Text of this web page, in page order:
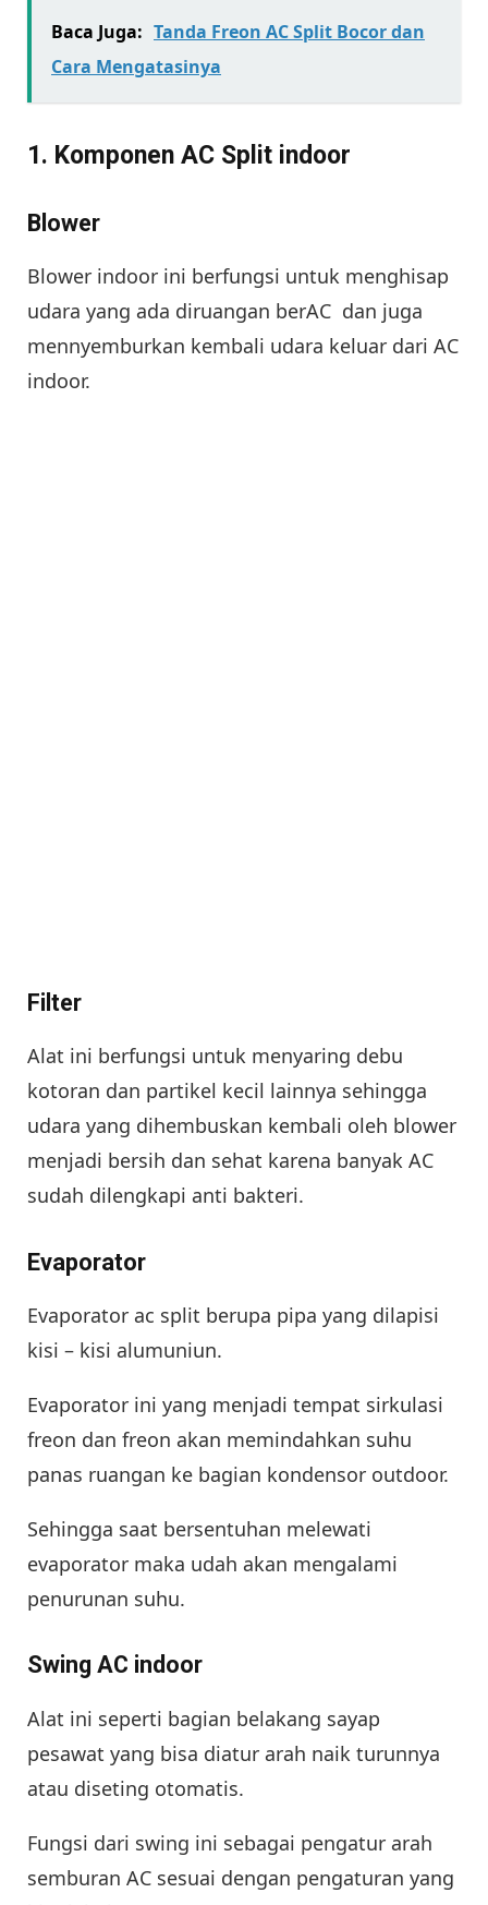
Baca Juga: Tanda Freon AC Split Bocor dan
Cara Mengatasinya
1. Komponen AC Split indoor
Blower
Blower indoor ini berfungsi untuk menghisap
udara yang ada diruangan berAC dan juga
mennyemburkan kembali udara keluar dari AC
indoor.
Filter
Alat ini berfungsi untuk menyaring debu
kotoran dan partikel kecil lainnya sehingga
udara yang dihembuskan kembali oleh blower
menjadi bersih dan sehat karena banyak AC
sudah dilengkapi anti bakteri.
Evaporator
Evaporator ac split berupa pipa yang dilapisi
kisi – kisi alumuniun.
Evaporator ini yang menjadi tempat sirkulasi
freon dan freon akan memindahkan suhu
panas ruangan ke bagian kondensor outdoor.
Sehingga saat bersentuhan melewati
evaporator maka udah akan mengalami
penurunan suhu.
Swing AC indoor
Alat ini seperti bagian belakang sayap
pesawat yang bisa diatur arah naik turunnya
atau diseting otomatis.
Fungsi dari swing ini sebagai pengatur arah
semburan AC sesuai dengan pengaturan yang